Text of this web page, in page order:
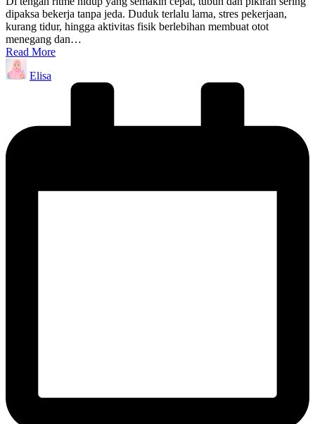
dipaksa bekerja tanpa jeda. Duduk terlalu lama, stres pekerjaan,
kurang tidur, hingga aktivitas fisik berlebihan membuat otot
menegang dan…
Read More
Posted
by
Elisa